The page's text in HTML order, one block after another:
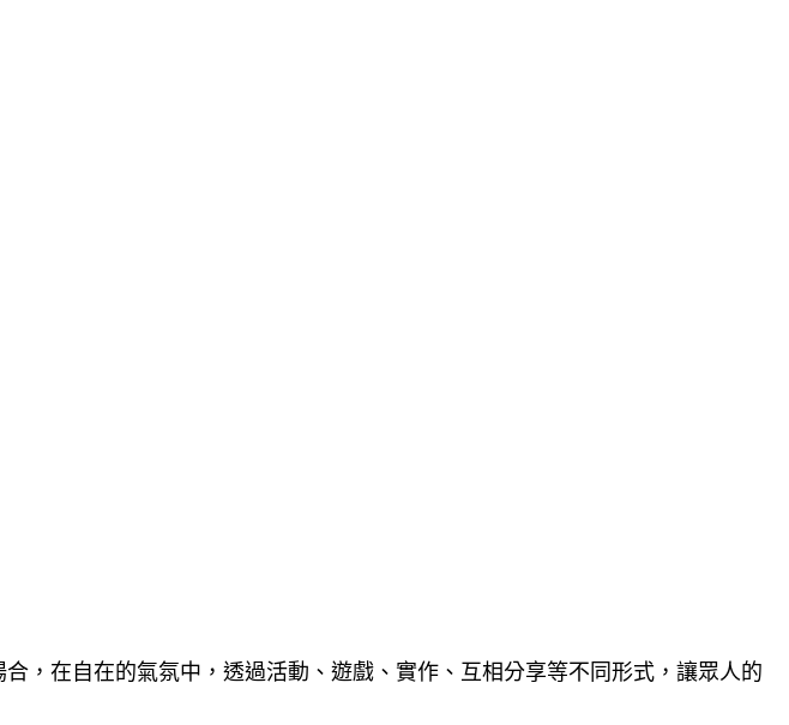
，在自在的氣氛中，透過活動、遊戲、實作、互相分享等不同形式，讓眾人的